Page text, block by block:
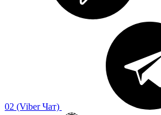
02 (Viber Чат)